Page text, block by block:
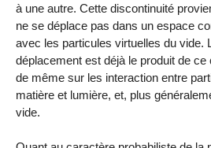
à une autre. Cette discontinuité
ne se déplace pas dans un espace
avec les particules virtuelles du vide.
déplacement est déjà le produit de
de même sur les interaction entre
matière et lumière, et, plus
vide.